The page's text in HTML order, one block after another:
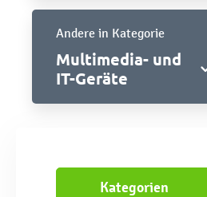
Andere in Kategorie
Multimedia- und
IT-Geräte
Kategorien